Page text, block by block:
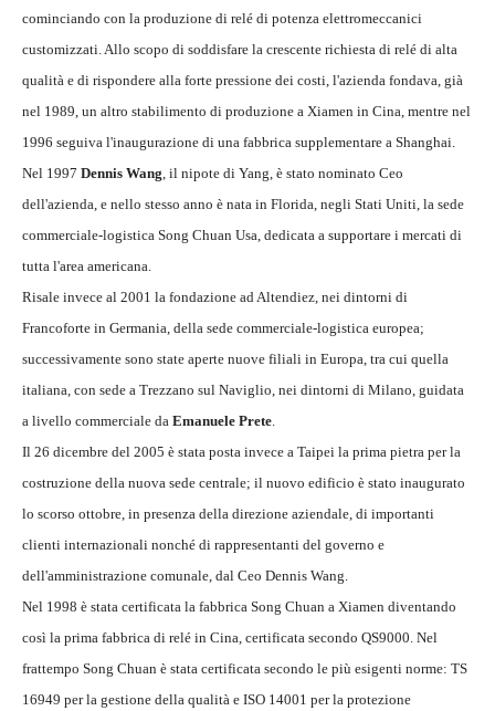
cominciando con la produzione di relé di potenza elettromeccanici
customizzati. Allo scopo di soddisfare la crescente richiesta di relé di alta
qualità e di rispondere alla forte pressione dei costi, l'azienda fondava, già
nel 1989, un altro stabilimento di produzione a Xiamen in Cina, mentre nel
1996 seguiva l'inaugurazione di una fabbrica supplementare a Shanghai.
Nel 1997 Dennis Wang, il nipote di Yang, è stato nominato Ceo
dell'azienda, e nello stesso anno è nata in Florida, negli Stati Uniti, la sede
commerciale-logistica Song Chuan Usa, dedicata a supportare i mercati di
tutta l'area americana.
Risale invece al 2001 la fondazione ad Altendiez, nei dintorni di
Francoforte in Germania, della sede commerciale-logistica europea;
successivamente sono state aperte nuove filiali in Europa, tra cui quella
italiana, con sede a Trezzano sul Naviglio, nei dintorni di Milano, guidata
a livello commerciale da Emanuele Prete.
Il 26 dicembre del 2005 è stata posta invece a Taipei la prima pietra per la
costruzione della nuova sede centrale; il nuovo edificio è stato inaugurato
lo scorso ottobre, in presenza della direzione aziendale, di importanti
clienti internazionali nonché di rappresentanti del governo e
dell'amministrazione comunale, dal Ceo Dennis Wang.
Nel 1998 è stata certificata la fabbrica Song Chuan a Xiamen diventando
così la prima fabbrica di relé in Cina, certificata secondo QS9000. Nel
frattempo Song Chuan è stata certificata secondo le più esigenti norme: TS
16949 per la gestione della qualità e ISO 14001 per la protezione